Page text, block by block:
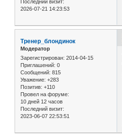
Последний визит:
2026-07-21 14:23:53
Тренер_блондинок
Модератор
Зарегистрирован: 2014-04-15
Приглашений: 0
Сообщений: 815
Уважение: +283
Позитив: +110
Провел на форуме:
10 дней 12 часов
Последний визит:
2023-06-07 22:53:51